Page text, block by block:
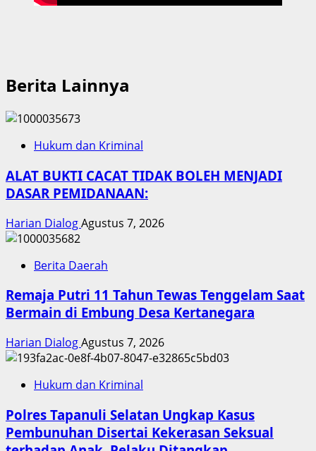
Berita Lainnya
Hukum dan Kriminal
ALAT BUKTI CACAT TIDAK BOLEH MENJADI
DASAR PEMIDANAAN:
Harian DialogAgustus 7, 2026
Berita Daerah
Remaja Putri 11 Tahun Tewas Tenggelam Saat
Bermain di Embung Desa Kertanegara
Harian DialogAgustus 7, 2026
Hukum dan Kriminal
Polres Tapanuli Selatan Ungkap Kasus
Pembunuhan Disertai Kekerasan Seksual